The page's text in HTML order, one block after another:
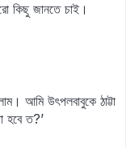
কিছু জানতে চাই।
আমি উৎপলবাবুকে ঠাট্টা
হবে ত?’